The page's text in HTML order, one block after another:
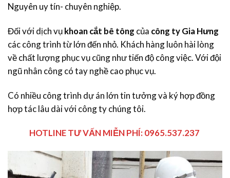
Nguyên uy tín- chuyên nghiệp.
Đối với dịch vụkhoan cắt bê tông của công ty Gia Hưng
các công trình từ lớn đến nhỏ. Khách hàng luôn hài lòng
về chất lượng phục vụ cũng như tiến độ công việc. Với đội
ngũ nhân công có tay nghề cao phục vụ.
Có nhiều công trình dự án lớn tin tưởng và ký hợp đồng
hợp tác lâu dài với công ty chúng tôi.
HOTLINE TƯ VẤN MIỄN PHÍ: 0965.537.237